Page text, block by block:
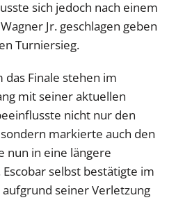
sich jedoch nach einem
Jr. geschlagen geben
Turniersieg.
das Finale stehen im
mit seiner aktuellen
nicht nur den
markierte auch den
nun in eine längere
selbst bestätigte im
aufgrund seiner Verletzung